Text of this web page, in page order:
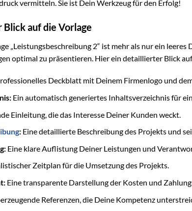
vermitteln. Sie ist Dein Werkzeug für den Erfolg!
auf die Vorlage
„Leistungsbeschreibung 2“ ist mehr als nur ein
optimal zu präsentieren. Hier ein detaillierter Blick
Deckblatt mit Deinem Firmenlogo und
Ein automatisch generiertes Inhaltsverzeichnis für
Einleitung, die das Interesse Deiner Kunden weckt.
:Eine detaillierte Beschreibung des Projekts und
Eine klare Auflistung Deiner Leistungen und
Zeitplan für die Umsetzung des Projekts.
Eine transparente Darstellung der Kosten und
Referenzen, die Deine Kompetenz